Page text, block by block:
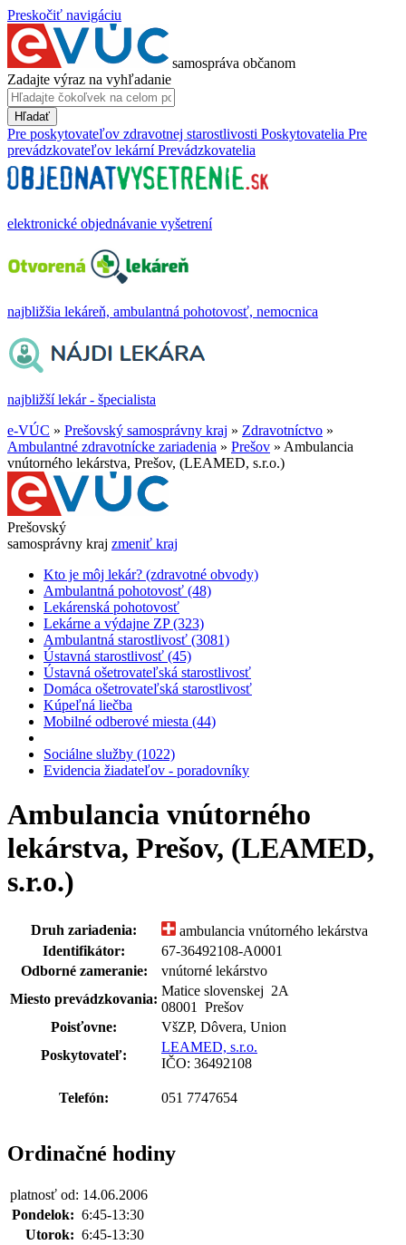
Preskočiť navigáciu
samospráva občanom
Zadajte výraz na vyhľadanie
Hľadať
Pre poskytovateľov zdravotnej starostlivosti Poskytovatelia Pre
prevádzkovateľov lekární Prevádzkovatelia
elektronické objednávanie vyšetrení
najbližšia lekáreň, ambulantná pohotovosť, nemocnica
najbližší lekár - špecialista
e-VÚC » Prešovský samosprávny kraj » Zdravotníctvo »
Ambulantné zdravotnícke zariadenia » Prešov » Ambulancia
vnútorného lekárstva, Prešov, (LEAMED, s.r.o.)
Prešovský
samosprávny kraj zmeniť kraj
Kto je môj lekár? (zdravotné obvody)
Ambulantná pohotovosť (48)
Lekárenská pohotovosť
Lekárne a výdajne ZP (323)
Ambulantná starostlivosť (3081)
Ústavná starostlivosť (45)
Ústavná ošetrovateľská starostlivosť
Domáca ošetrovateľská starostlivosť
Kúpeľná liečba
Mobilné odberové miesta (44)
Sociálne služby (1022)
Evidencia žiadateľov - poradovníky
Ambulancia vnútorného
lekárstva, Prešov, (LEAMED,
s.r.o.)
Druh zariadenia:
ambulancia vnútorného lekárstva
Identifikátor:
67-36492108-A0001
Odborné zameranie:
vnútorné lekárstvo
Miesto prevádzkovania:
Matice slovenskej 2A
08001 Prešov
Poisťovne:
VšZP, Dôvera, Union
Poskytovateľ:
LEAMED, s.r.o.
IČO: 36492108
Telefón: 051 7747654
Ordinačné hodiny
platnosť od: 14.06.2006
Pondelok: 6:45-13:30
Utorok: 6:45-13:30